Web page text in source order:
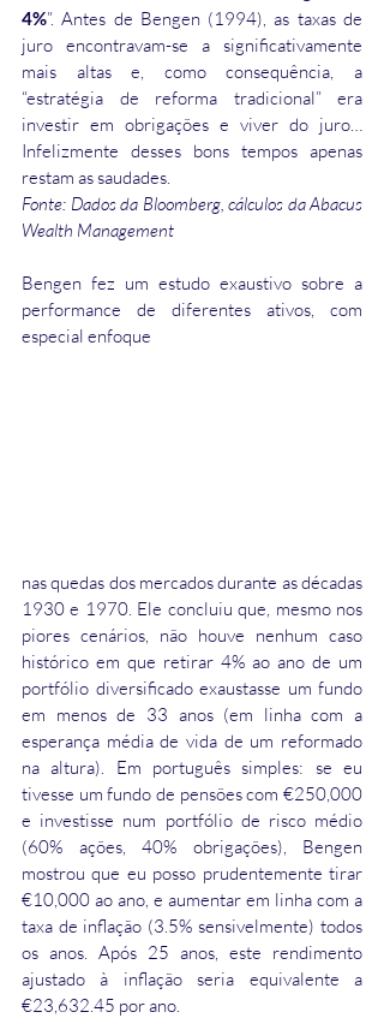
4%”. Antes de Bengen (1994), as taxas de
juro encontravam-se a significativamente
mais altas e, como consequência, a
“estratégia de reforma tradicional” era
investir em obrigações e viver do juro…
Infelizmente desses bons tempos apenas
restam as saudades.
Fonte: Dados da Bloomberg, cálculos da Abacus
Wealth Management
Bengen fez um estudo exaustivo sobre a
performance de diferentes ativos, com
especial enfoque
nas quedas dos mercados durante as décadas
1930 e 1970. Ele concluiu que, mesmo nos
piores cenários, não houve nenhum caso
histórico em que retirar 4% ao ano de um
portfólio diversificado exaustasse um fundo
em menos de 33 anos (em linha com a
esperança média de vida de um reformado
na altura). Em português simples: se eu
tivesse um fundo de pensões com €250,000
e investisse num portfólio de risco médio
(60% ações, 40% obrigações), Bengen
mostrou que eu posso prudentemente tirar
€10,000 ao ano, e aumentar em linha com a
taxa de inflação (3.5% sensivelmente) todos
os anos. Após 25 anos, este rendimento
ajustado à inflação seria equivalente a
€23,632.45 por ano.